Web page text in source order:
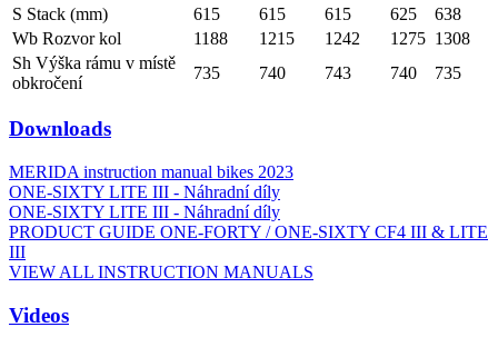
S Stack (mm)
615 615 615 625
638
Wb Rozvor kol
1188 1215 1242 1275 1308
Sh Výška rámu v místě
obkročení
735 740 743 740 735
Downloads
MERIDA instruction manual bikes 2023
ONE-SIXTY LITE III - Náhradní díly
ONE-SIXTY LITE III - Náhradní díly
PRODUCT GUIDE ONE-FORTY / ONE-SIXTY CF4 III & LITE
III
VIEW ALL INSTRUCTION MANUALS
Videos